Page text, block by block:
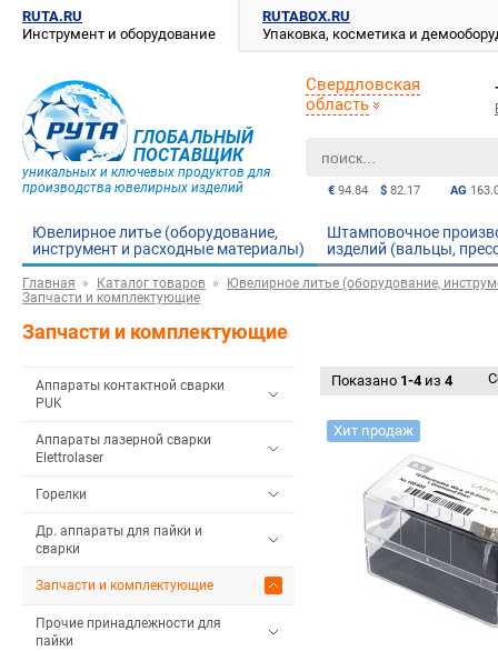
RUTA.RU
Инструмент и оборудование
RUTABOX.RU
Упаковка, косметика и
ГЛОБАЛЬНЫЙ
ПОСТАВЩИК
уникальных и ключевых продуктов для
производства ювелирных изделий
AG
€ 94.84 $ 82.17
Свердловская
область
Ювелирное литье (оборудование,
инструмент и расходные материалы)
Штамповочное
изделий (вальцы,
Главная Каталог товаров
Ювелирное литье (оборудование,
Запчасти и комплектующие
Запчасти и комплектующие
Аппараты контактной сварки
PUK
Аппараты лазерной сварки
Elettrolaser
Горелки
Др. аппараты для пайки и
сварки
Запчасти и комплектующие
Прочие принадлежности для
пайки
Показано 1-4из 4
Хит продаж